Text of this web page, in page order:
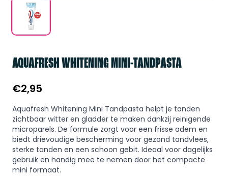
AQUAFRESH WHITENING MINI-TANDPASTA
€2,95
Aquafresh Whitening Mini Tandpasta helpt je tanden
zichtbaar witter en gladder te maken dankzij reinigende
microparels. De formule zorgt voor een frisse adem en
biedt drievoudige bescherming voor gezond tandvlees,
sterke tanden en een schoon gebit. Ideaal voor dagelijks
gebruik en handig mee te nemen door het compacte
mini formaat.